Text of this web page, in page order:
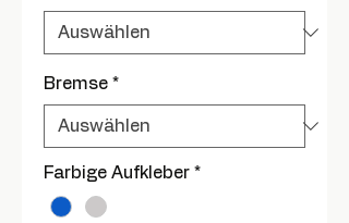
Bremse *
Farbige Aufkleber *